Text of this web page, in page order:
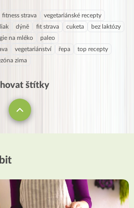
fitness strava
vegetariánské recepty
dýně fit strava cuketa
bez laktózy
na mléko
paleo
vegetariánství řepa
top recepty
zima
štítky